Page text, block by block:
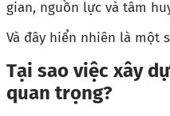
gian, nguồn lực và tâm
Và đây hiển nhiên là một
Tại sao việc xây
quan trọng?